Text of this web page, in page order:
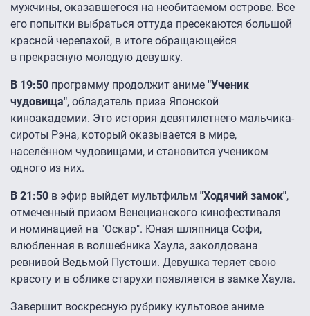
мужчины, оказавшегося на необитаемом острове. Все
его попытки выбраться оттуда пресекаются большой
красной черепахой, в итоге обращающейся
в прекрасную молодую девушку.
В 19:50 программу продолжит аниме "Ученик
чудовища", обладатель приза Японской
киноакадемии. Это история девятилетнего мальчика-
сироты Рэна, который оказывается в мире,
населённом чудовищами, и становится учеником
одного из них.
В 21:50 в эфир выйдет мультфильм "Ходячий замок",
отмеченный призом Венецианского кинофестиваля
и номинацией на "Оскар". Юная шляпница Софи,
влюбленная в волшебника Хаула, заколдована
ревнивой Ведьмой Пустоши. Девушка теряет свою
красоту и в облике старухи появляется в замке Хаула.
Завершит воскресную рубрику культовое аниме